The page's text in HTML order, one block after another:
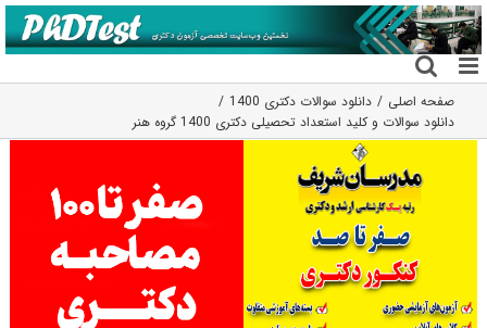
رفتن
به
محتوا
صفحه اصلی
دانلود سوالات دکتری 1400
دانلود سوالات و کلید استعداد تحصیلی دکتری 1400 گروه هنر